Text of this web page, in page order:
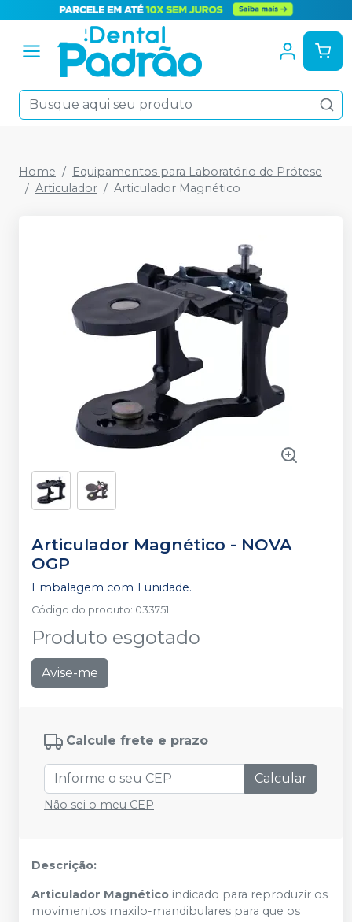
Home
Equipamentos para Laboratório de Prótese
Articulador
Articulador Magnético
Articulador Magnético - NOVA
OGP
Embalagem com 1 unidade.
Código do produto: 033751
Produto esgotado
Avise-me
Calcule frete e prazo
Calcular
Não sei o meu CEP
Descrição:
Articulador Magnético indicado para reproduzir os
movimentos maxilo-mandibulares para que os